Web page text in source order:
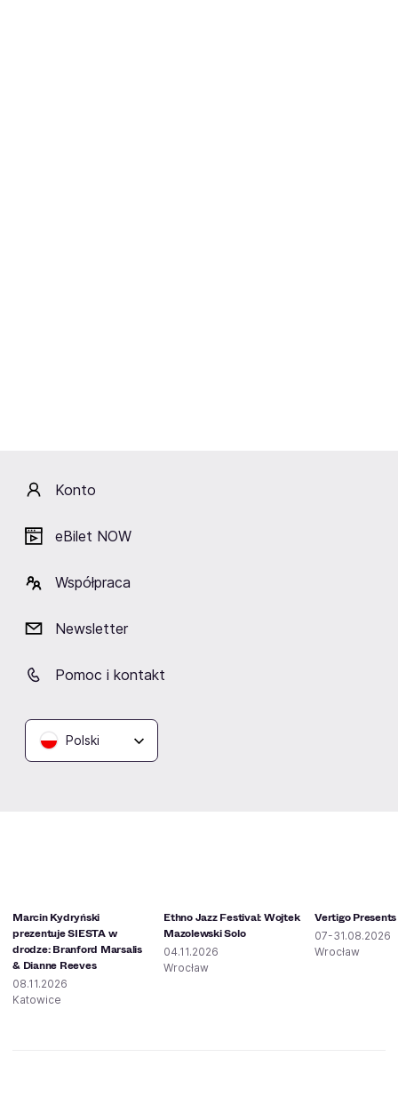
Konto
eBilet NOW
Współpraca
Newsletter
Pomoc i kontakt
Polski
Warszawa
Podobne wydarzenia
Marcin Kydryński
prezentuje SIESTA w
drodze: Branford Marsalis
& Dianne Reeves
08.11.2026
Katowice
Ethno Jazz Festival: Wojtek
Mazolewski Solo
04.11.2026
Wrocław
Vertigo Presents
07-31.08.2026
Wrocław